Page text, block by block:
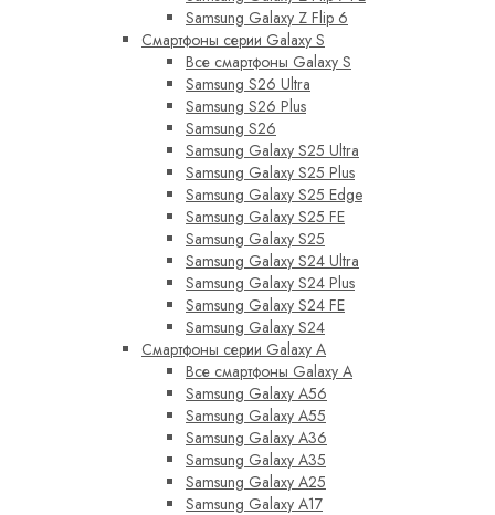
Samsung Galaxy Z Flip 6
Смартфоны серии Galaxy S
Все смартфоны Galaxy S
Samsung S26 Ultra
Samsung S26 Plus
Samsung S26
Samsung Galaxy S25 Ultra
Samsung Galaxy S25 Plus
Samsung Galaxy S25 Edge
Samsung Galaxy S25 FE
Samsung Galaxy S25
Samsung Galaxy S24 Ultra
Samsung Galaxy S24 Plus
Samsung Galaxy S24 FE
Samsung Galaxy S24
Смартфоны серии Galaxy A
Все смартфоны Galaxy A
Samsung Galaxy A56
Samsung Galaxy A55
Samsung Galaxy A36
Samsung Galaxy A35
Samsung Galaxy A25
Samsung Galaxy A17